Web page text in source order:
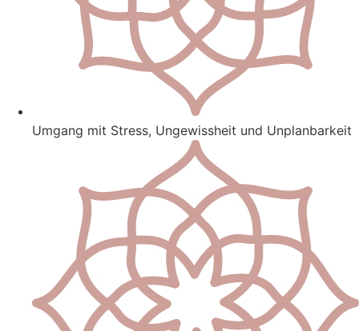
Umgang mit Stress, Ungewissheit und Unplanbarkeit